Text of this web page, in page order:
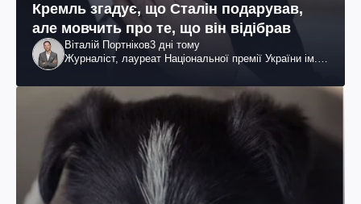
Кремль згадує, що Сталін подарував,
але мовчить про те, що він відібрав
Віталій Портніков3 дні тому
Журналіст, лауреат Національної премії України ім.